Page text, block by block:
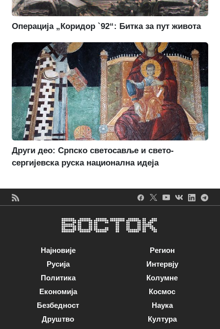
Операција „Коридор `92“: Битка за пут живота
Други део: Српско светосавље и свето-
сергијевска руска национална идеја
Најновије
Русија
Политика
Економија
Безбедност
Друштво
Регион
Интервју
Колумне
Космос
Наука
Култура